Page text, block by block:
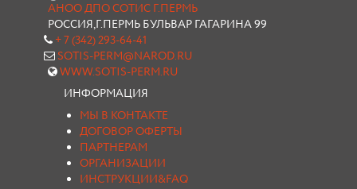
АНОО ДПО СОТИС Г.ПЕРМЬ
РОССИЯ,Г.ПЕРМЬ БУЛЬВАР ГАГАРИНА 99
+ 7 (342) 293-64-41
SOTIS-PERM@NAROD.RU
WWW.SOTIS-PERM.RU
ИНФОРМАЦИЯ
МЫ В КОНТАКТЕ
ДОГОВОР ОФЕРТЫ
ПАРТНЕРАМ
ОРГАНИЗАЦИИ
ИНСТРУКЦИИ&FAQ